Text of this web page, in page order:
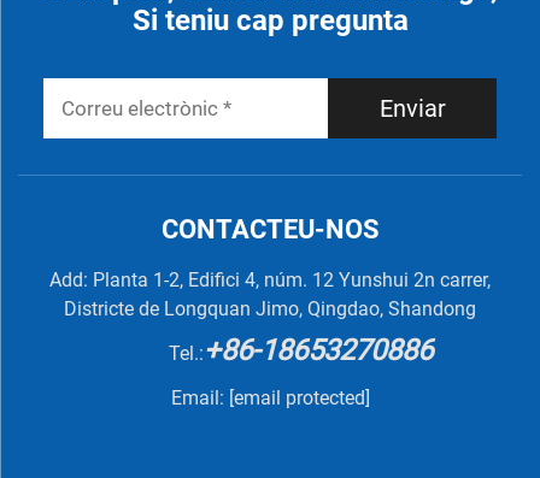
Si teniu cap pregunta
Enviar
CONTACTEU-NOS
Add: Planta 1-2, Edifici 4, núm. 12 Yunshui 2n carrer,
Districte de Longquan Jimo, Qingdao, Shandong
Tel.:+86-18653270886
Email: [email protected]